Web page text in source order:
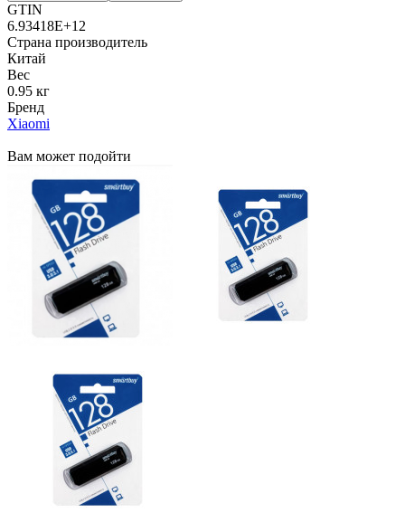
GTIN
6.93418E+12
Страна производитель
Китай
Вес
0.95 кг
Бренд
Xiaomi
Вам может подойти